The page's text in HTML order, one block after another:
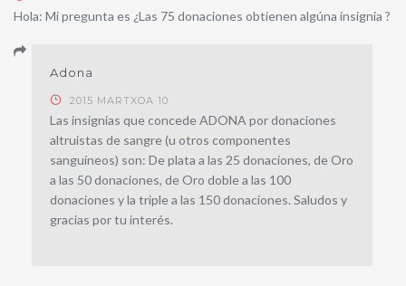
Hola: Mi pregunta es ¿Las 75 donaciones obtienen algúna insignia ?
Adona
2015 MARTXOA 10
Las insignias que concede ADONA por donaciones
altruistas de sangre (u otros componentes
sanguíneos) son: De plata a las 25 donaciones, de Oro
a las 50 donaciones, de Oro doble a las 100
donaciones y la triple a las 150 donaciones. Saludos y
gracias por tu interés.